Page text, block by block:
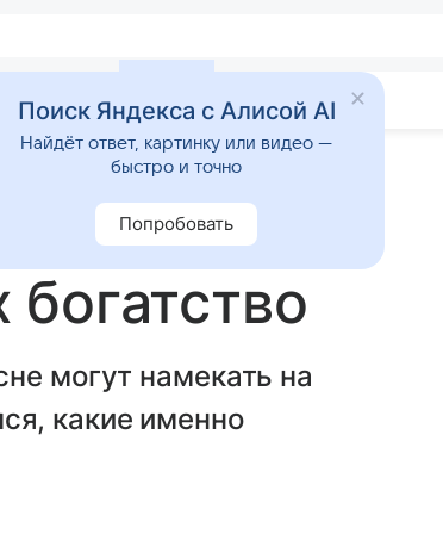
Гадания Приметы
7 образов
могут намекать на
какие именно
Поиск Яндекса с Алисой AI
Найдёт ответ, картинку или видео —
быстро и точно
Попробовать